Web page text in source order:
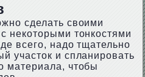
сделать своими
некоторыми тонкостями
всего, надо тщательно
участок и спланировать
материала, чтобы